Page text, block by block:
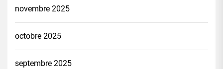
novembre 2025
octobre 2025
septembre 2025